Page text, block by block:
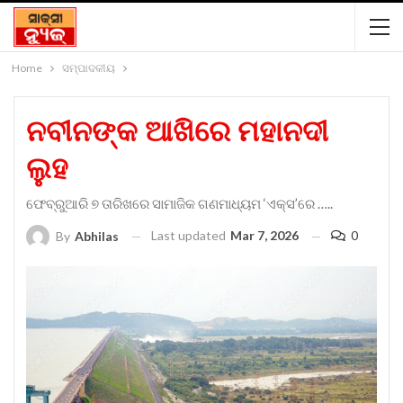
Home ସମ୍ପାଦକୀୟ
ନବୀନଙ୍କ ଆଖିରେ ମହାନଦୀ
ଲୁହ
ଫେବ୍ରୁଆରି ୭ ତାରିଖରେ ସାମାଜିକ ଗଣମାଧ୍ୟମ ‘ଏକ୍ସ’ରେ …..
By Abhilas Last updated Mar 7, 2026 0